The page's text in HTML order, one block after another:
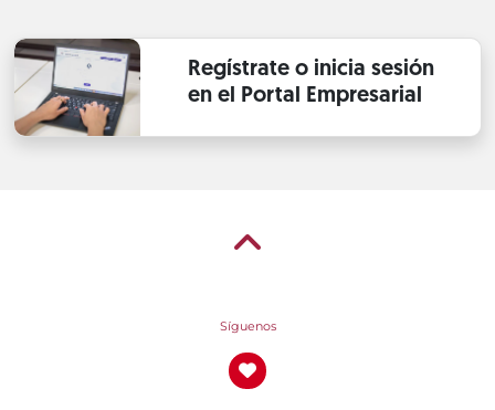
Regístrate o inicia sesión
en el Portal Empresarial
Síguenos